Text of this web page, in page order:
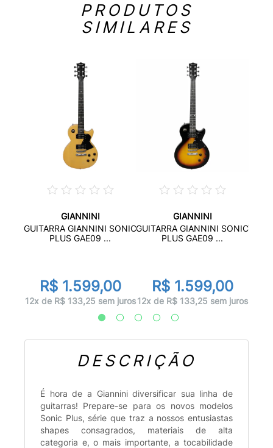
PRODUTOS
SIMILARES
GIANNINI
GUITARRA GIANNINI SONIC
PLUS GAE09 ...
R$ 1.599,00
12x de R$ 133,25 sem juros
GIANNINI
GUITARRA GIANNINI SONIC
PLUS GAE09 ...
R$ 1.599,00
12x de R$ 133,25 sem juros
DESCRIÇÃO
É hora de a Giannini diversificar sua linha de
guitarras! Prepare-se para os novos modelos
Sonic Plus, série que traz a nossos entusiastas
shapes consagrados, materiais de alta
categoria e, o mais importante, a tocabilidade